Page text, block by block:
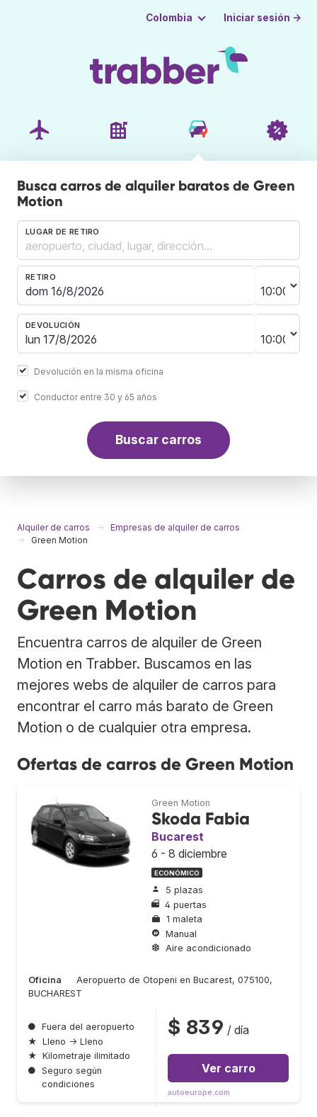
Colombia Iniciar sesión →
Busca carros de alquiler baratos de Green
Motion
LUGAR DE RETIRO
RETIRO
DEVOLUCIÓN
Devolución en la misma oficina
Conductor entre 30 y 65 años
Buscar carros
Alquiler de carros
Empresas de alquiler de carros
Green Motion
Carros de alquiler de
Green Motion
Encuentra carros de alquiler de Green
Motion en Trabber. Buscamos en las
mejores webs de alquiler de carros para
encontrar el carro más barato de Green
Motion o de cualquier otra empresa.
Ofertas de carros de Green Motion
Green Motion
Skoda Fabia
Bucarest
6 - 8 diciembre
ECONÓMICO
5 plazas
4 puertas
1 maleta
Manual
Aire acondicionado
Oficina
Aeropuerto de Otopeni en Bucarest, 075100,
BUCHAREST
● Fuera del aeropuerto
★ Lleno → Lleno
★ Kilometraje ilimitado
● Seguro según
condiciones
$ 839 / día
Ver carro
autoeurope.com